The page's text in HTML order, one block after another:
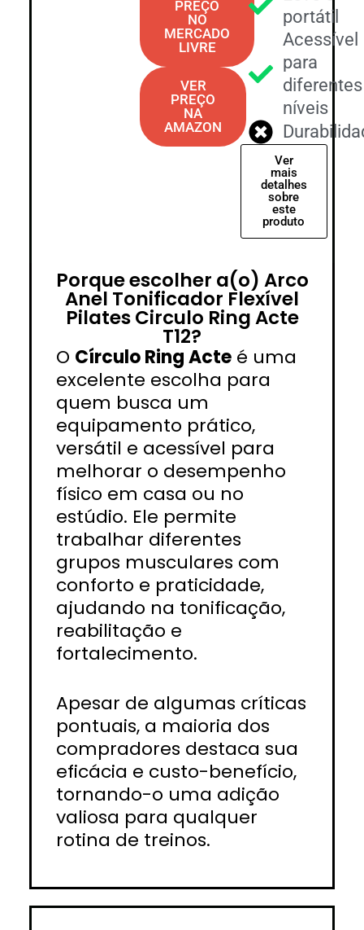
PREÇO
NO
MERCADO
LIVRE
VER
PREÇO
NA
AMAZON
portátil
Acessível
para
diferentes
níveis
Ver
mais
detalhes
sobre
este
produto
Porque escolher a(o) Arco
Anel Tonificador Flexível
Pilates Circulo Ring Acte
T12?
O Círculo Ring Acteé uma
excelente escolha para
quem busca um
equipamento prático,
versátil e acessível para
melhorar o desempenho
físico em casa ou no
estúdio. Ele permite
trabalhar diferentes
grupos musculares com
conforto e praticidade,
ajudando na tonificação,
reabilitação e
fortalecimento.
Apesar de algumas críticas
pontuais, a maioria dos
compradores destaca sua
eficácia e custo-benefício,
tornando-o uma adição
valiosa para qualquer
rotina de treinos.